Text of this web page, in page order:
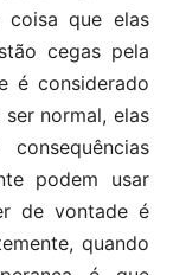
coisa que elas
cegas pela
é considerado
normal, elas
podem usar
de vontade é
quando